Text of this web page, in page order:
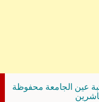
عين الجامعة محفوظة